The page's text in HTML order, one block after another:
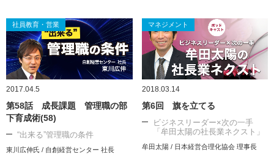
社員教育・営業
2017.04.5
第58話 成長課題 管理職の部
下育成術(58)
“出来る”管理職の条件
東川広伸氏 / 自創経営センター 社長
マネジメント
2018.03.14
第6回 旗を立てる
ビジネスリーダー×次の一手
「牟田太陽の社長業ネクスト」
牟田太陽 / 日本経営合理化協会 理事長